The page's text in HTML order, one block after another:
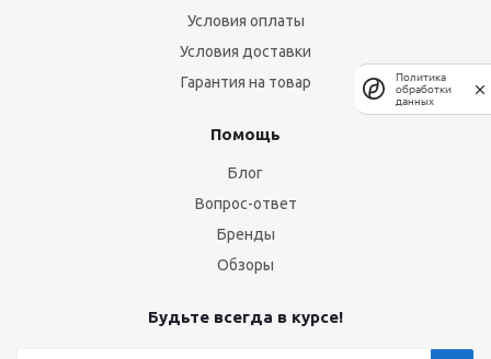
Условия оплаты
Условия доставки
Гарантия на товар
Помощь
Блог
Вопрос-ответ
Бренды
Обзоры
Будьте всегда в курсе!
Политика
обработки
данных